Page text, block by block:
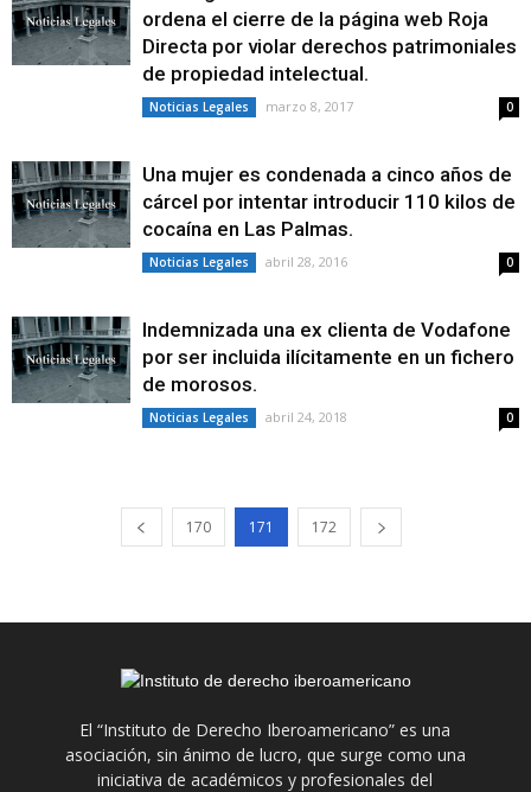
ordena el cierre de la página web Roja
Directa por violar derechos patrimoniales
de propiedad intelectual.
Noticias Legales marzo 8, 2017 0
Una mujer es condenada a cinco años de
cárcel por intentar introducir 110 kilos de
cocaína en Las Palmas.
Noticias Legales abril 28, 2016 0
Indemnizada una ex clienta de Vodafone
por ser incluida ilícitamente en un fichero
de morosos.
Noticias Legales abril 24, 2018 0
170 171 172
El “Instituto de Derecho Iberoamericano” es una
asociación, sin ánimo de lucro, que surge como una
iniciativa de académicos y profesionales del